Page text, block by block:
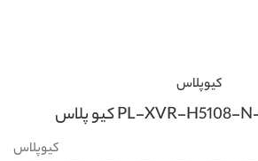
کیوپلاس
کیوپلاس